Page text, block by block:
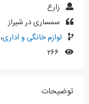
زارع
سمساری در شیراز
لوازم خانگی و اداری،
توضیحات